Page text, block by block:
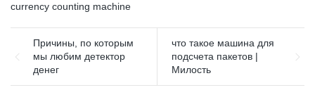
currency counting machine
Причины, по которым
мы любим детектор
денег
что такое машина для
подсчета пакетов |
Милость